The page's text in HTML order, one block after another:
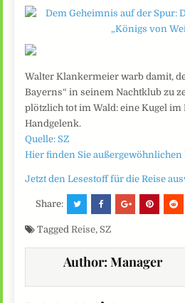
Walter Klankermeier warb damit,
Bayerns“ in seinem Nachtklub zu
plötzlich tot im Wald: eine Kugel im
Handgelenk.
Quelle: SZ
Hier finden Sie außergewöhnlichen
Jetzt den Lesestoff für die Reise
Share:
TaggedReise, SZ
Author:Manager